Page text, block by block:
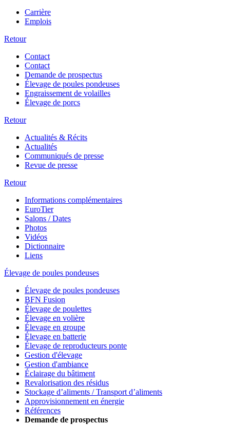
Carrière
Emplois
Retour
Contact
Contact
Demande de prospectus
Élevage de poules pondeuses
Engraissement de volailles
Élevage de porcs
Retour
Actualités & Récits
Actualités
Communiqués de presse
Revue de presse
Retour
Informations complémentaires
EuroTier
Salons / Dates
Photos
Vidéos
Dictionnaire
Liens
Élevage de poules pondeuses
Élevage de poules pondeuses
BFN Fusion
Élevage de poulettes
Élevage en volière
Élevage en groupe
Élevage en batterie
Élevage de reproducteurs ponte
Gestion d'élevage
Gestion d'ambiance
Éclairage du bâtiment
Revalorisation des résidus
Stockage d’aliments / Transport d’aliments
Approvisionnement en énergie
Références
Demande de prospectus